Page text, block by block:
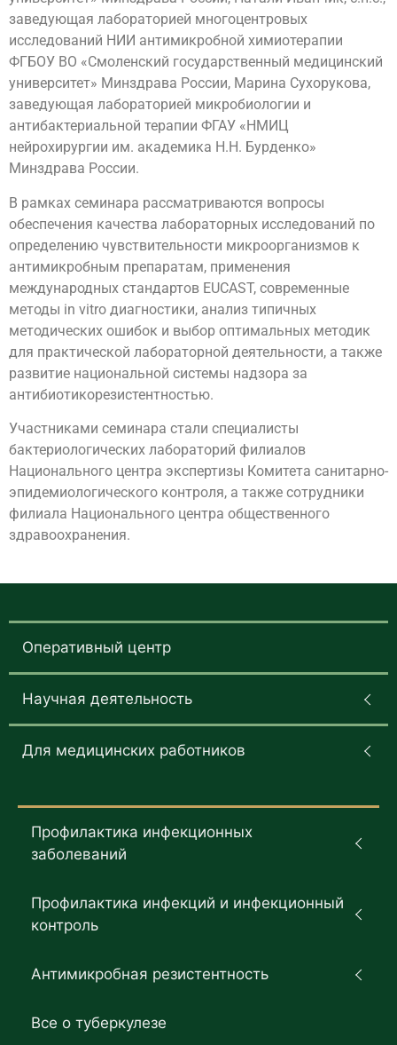
заведующая лабораторией многоцентровых
исследований НИИ антимикробной химиотерапии
ФГБОУ ВО «Смоленский государственный медицинский
университет» Минздрава России, Марина Сухорукова,
заведующая лабораторией микробиологии и
антибактериальной терапии ФГАУ «НМИЦ
нейрохирургии им. академика Н.Н. Бурденко»
Минздрава России.
В рамках семинара рассматриваются вопросы
обеспечения качества лабораторных исследований по
определению чувствительности микроорганизмов к
антимикробным препаратам, применения
международных стандартов EUCAST, современные
методы in vitro диагностики, анализ типичных
методических ошибок и выбор оптимальных методик
для практической лабораторной деятельности, а также
развитие национальной системы надзора за
антибиотикорезистентностью.
Участниками семинара стали специалисты
бактериологических лабораторий филиалов
Национального центра экспертизы Комитета санитарно-
эпидемиологического контроля, а также сотрудники
филиала Национального центра общественного
здравоохранения.
Оперативный центр
Научная деятельность
Для медицинских работников
Профилактика инфекционных
заболеваний
Профилактика инфекций и инфекционный
контроль
Антимикробная резистентность
Все о туберкулезе